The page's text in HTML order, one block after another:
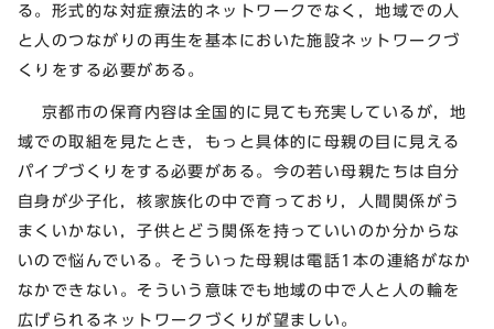
る。形式的な対症療法的ネットワークでなく，地域での人
と人のつながりの再生を基本においた施設ネットワークづ
くりをする必要がある。
京都市の保育内容は全国的に見ても充実しているが，地
域での取組を見たとき，もっと具体的に母親の目に見える
パイプづくりをする必要がある。今の若い母親たちは自分
自身が少子化，核家族化の中で育っており，人間関係がう
まくいかない，子供とどう関係を持っていいのか分からな
いので悩んでいる。そういった母親は電話1本の連絡がなか
なかできない。そういう意味でも地域の中で人と人の輪を
広げられるネットワークづくりが望ましい。